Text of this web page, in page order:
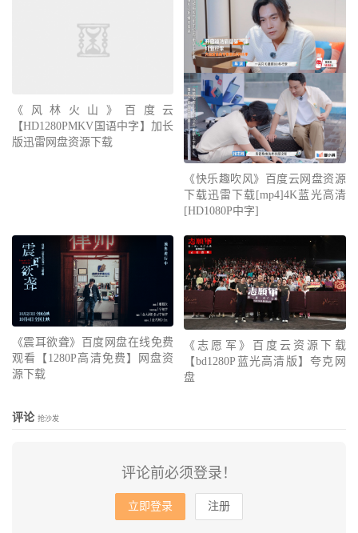
《风林火山》百度云
【HD1280PMKV国语中字】加长
版迅雷网盘资源下载
《快乐趣吹风》百度云网盘资源
下载迅雷下载[mp4]4K蓝光高清
[HD1080P中字]
《震耳欲聋》百度网盘在线免费
观看【1280P高清免费】网盘资
源下载
《志愿军》百度云资源下载
【bd1280P蓝光高清版】夸克网
盘
评论 抢沙发
评论前必须登录！
立即登录 注册